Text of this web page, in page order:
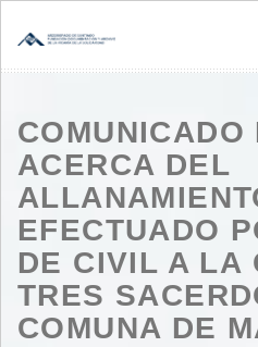
COMUNICADO
ACERCA DEL
EFECTUADO
DE CIVIL A LA
TRES
COMUNA DE